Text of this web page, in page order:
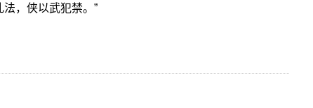
法，侠以武犯禁。”